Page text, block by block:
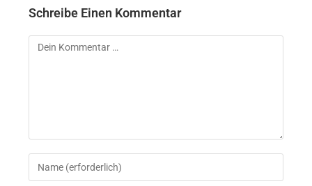
Schreibe Einen Kommentar